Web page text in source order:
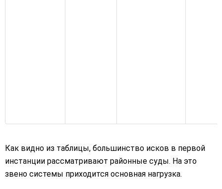
Как видно из таблицы, большинство исков в первой
инстанции рассматривают районные суды. На это
звено системы приходится основная нагрузка.